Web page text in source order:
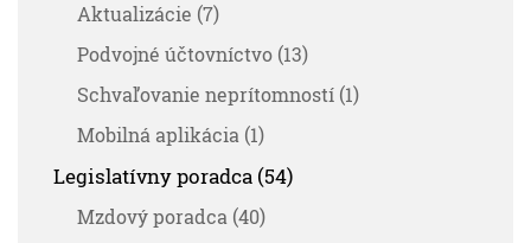
Aktualizácie (7)
Podvojné účtovníctvo (13)
Schvaľovanie neprítomností (1)
Mobilná aplikácia (1)
Legislatívny poradca (54)
Mzdový poradca (40)